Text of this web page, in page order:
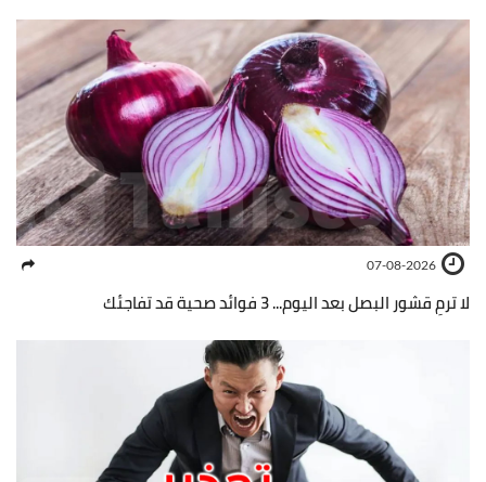
07-08-2026
لا ترمِ قشور البصل بعد اليوم... 3 فوائد صحية قد تفاجئك